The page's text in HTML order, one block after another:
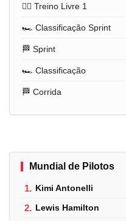
🏋️‍♂️ Treino Livre 1
🏎️ Classificação Sprint
🏁 Sprint
🏎️ Classificação
🏁 Corrida
Mundial de Pilotos
1. Kimi Antonelli
2. Lewis Hamilton